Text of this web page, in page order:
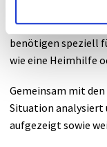
Erkrankung nicht
weiter auszuüben,
benötigen speziell
wie eine Heimhilfe
Gemeinsam mit
Situation analysiert
aufgezeigt sowie